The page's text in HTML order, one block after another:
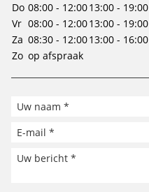
Do 08:00 - 12:0013:00 - 19:00
Vr 08:00 - 12:0013:00 - 19:00
Za 08:30 - 12:0013:00 - 16:00
Zo op afspraak